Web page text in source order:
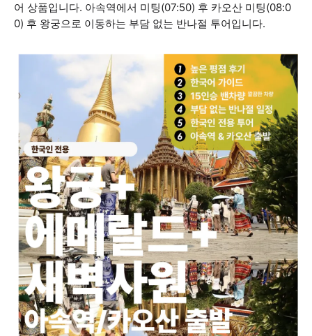
어 상품입니다. 아속역에서 미팅(07:50) 후 카오산 미팅(08:0
0) 후 왕궁으로 이동하는 부담 없는 반나절 투어입니다.